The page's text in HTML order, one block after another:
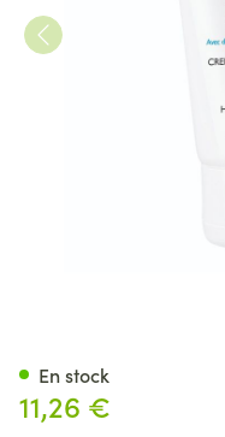
11,26 €
En stock